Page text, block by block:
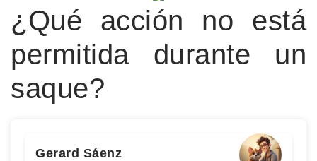
¿Qué acción no está
permitida durante un
saque?
Gerard Sáenz